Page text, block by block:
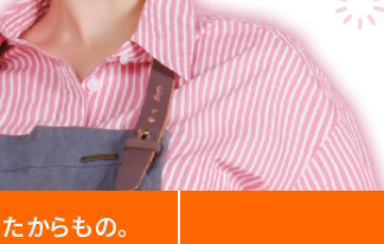
たからもの。